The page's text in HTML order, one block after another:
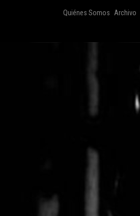
Quiénes Somos Archivo